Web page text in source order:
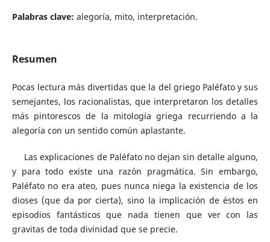
Palabras clave: alegoría, mito, interpretación.
Resumen
Pocas lectura más divertidas que la del griego Paléfato y sus
semejantes, los racionalistas, que interpretaron los detalles
más pintorescos de la mitología griega recurriendo a la
alegoría con un sentido común aplastante.
Las explicaciones de Paléfato no dejan sin detalle alguno,
y para todo existe una razón pragmática. Sin embargo,
Paléfato no era ateo, pues nunca niega la existencia de los
dioses (que da por cierta), sino la implicación de éstos en
episodios fantásticos que nada tienen que ver con las
gravitas de toda divinidad que se precie.